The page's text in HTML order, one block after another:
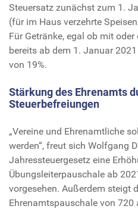
Steuersatz zunächst zum 1.
(für im Haus verzehrte
Für Getränke, egal ob mit
bereits ab dem 1. Januar
von 19%.
Stärkung des Ehrenamts
Steuerbefreiungen
„Vereine und Ehrenamtliche
werden“, freut sich Wolfgang
Jahressteuergesetz eine
Übungsleiterpauschale ab
vorgesehen. Außerdem steigt
Ehrenamtspauschale von 720